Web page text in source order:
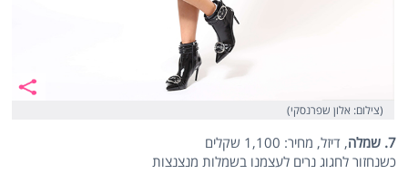
(צילום: אלון שפרנסקי)
7. שמלה
, דיזל, מחיר: 1,100 שקלים
כשנחזור לחגוג נרים לעצמנו בשמלות מנצנצות